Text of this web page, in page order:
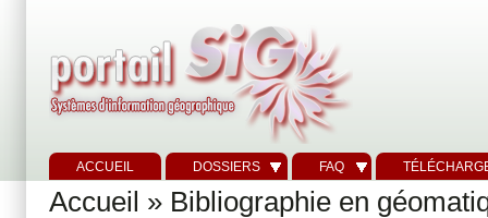
ACCUEIL DOSSIERS FAQ
Accueil » Bibliographie en